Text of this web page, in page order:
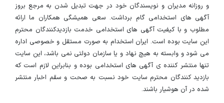
و روزانه مدیران و نویسندگان خود در جهت تبدیل شدن به مرجع بروز
آگهی های استخدامی گام برداشت. سعی همیشگی همکاران ما ارائه
مطلوب و با کیفیت آگهی های استخدامی خدمت بازدیدکنندگان محترم
این سایت بوده است. ایران استخدام به صورت مستقل و خصوصی اداره
می شود و وابسته به هیچ نهاد و یا سازمان دولتی نمی باشد، این سایت
تنها منتشر کننده ی آگهی های استخدامی بوده و بنابراین لازم است که
بازدید کنندگان محترم سایت خود نسبت به صحت و سقم اخبار منتشر
شده در آن هوشیار باشند.